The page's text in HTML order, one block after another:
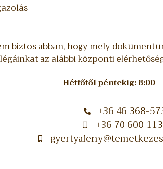
biztos abban, hogy mely
az alábbi központi
Hétfőtől péntekig: 8:00
+36 46 368-
+36 70 600